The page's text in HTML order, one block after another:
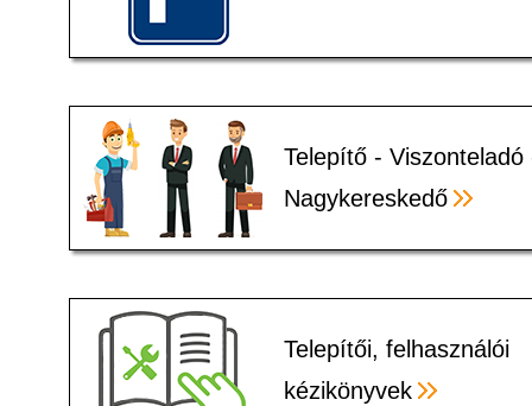
Telepítő - Viszonteladó
Nagykereskedő
Telepítői, felhasználói
kézikönyvek